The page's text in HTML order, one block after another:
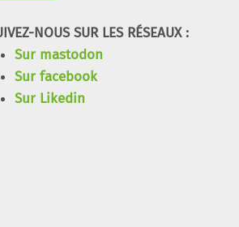
NOUS SUR LES RÉSEAUX :
Sur mastodon
Sur facebook
Sur Likedin